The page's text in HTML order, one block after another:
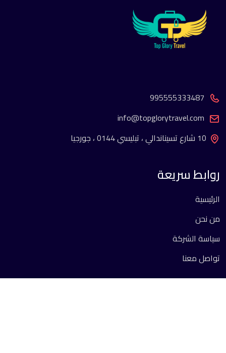
995555333487
info@topglorytravel.com
10 شارع تسيناندالي ، تبليسي 0144 ، جورجيا
روابط سريعة
الرئيسية
من نحن
سياسة الشركة
تواصل معنا